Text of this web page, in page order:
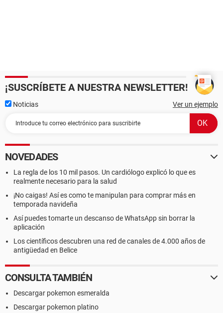
¡SUSCRÍBETE A NUESTRA NEWSLETTER!
Noticias Ver un ejemplo
NOVEDADES
La regla de los 10 mil pasos. Un cardiólogo explicó lo que es
realmente necesario para la salud
¡No caigas! Así es como te manipulan para comprar más en
temporada navideña
Así puedes tomarte un descanso de WhatsApp sin borrar la
aplicación
Los científicos descubren una red de canales de 4.000 años de
antigüedad en Belice
CONSULTA TAMBIÉN
Descargar pokemon esmeralda
Descargar pokemon platino